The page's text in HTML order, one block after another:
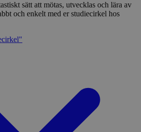
sätt att mötas, utvecklas och lära av
och enkelt med er studiecirkel hos